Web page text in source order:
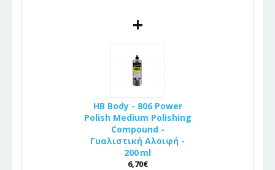
+
HB Body - 806 Power
Polish Medium Polishing
Compound -
Γυαλιστική Αλοιφή -
200 ml
6,70€